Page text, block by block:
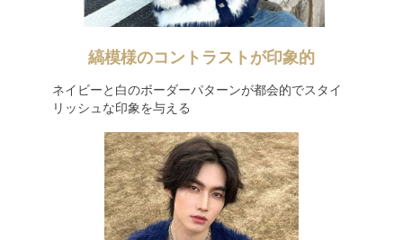
縞模様のコントラストが印象的
ネイビーと白のボーダーパターンが都会的でスタイ
リッシュな印象を与える